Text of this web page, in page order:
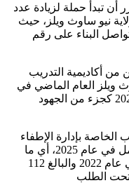
أن تبدأ حملة لزيادة عدد
نيو ساوث ويلز، حيث
البناء على رقم
من أكاديمية التدريب
ويلز العام الماضي في
أعقاب الزيادات في التوظيف منذ عام 2023 كجزء من الجهود
الخاصة بإدارة الإطفاء
والإنقاذ إلى بدء 219 رجل إطفاء دائم العمل في عام 2025، أي ما
يقرب من ضعف العدد الذي تم تجنيده في عام 2022 والبالغ 112